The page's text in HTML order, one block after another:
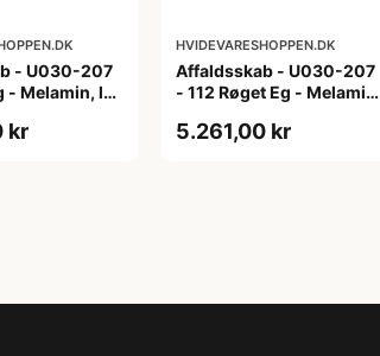
- U030-207
- Melamin, lys
kr
HVIDEVARESHOPPEN.DK
Affaldsskab - U030-207
- 112 Røget Eg - Melamin,
5.261,00 kr